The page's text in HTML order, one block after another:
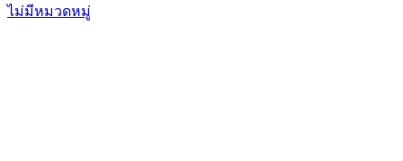
ไม่มีหมวดหมู่